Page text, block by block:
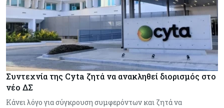
Συντεχνία της Cyta ζητά να ανακληθεί διορισμός στο
νέο ΔΣ
Κάνει λόγο για σύγκρουση συμφερόντων και ζητά να